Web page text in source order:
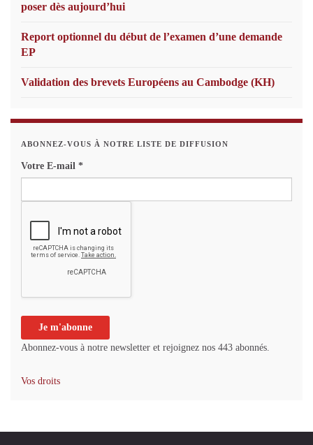
poser dès aujourd’hui
Report optionnel du début de l’examen d’une demande
EP
Validation des brevets Européens au Cambodge (KH)
ABONNEZ-VOUS À NOTRE LISTE DE DIFFUSION
Votre E-mail *
Abonnez-vous à notre newsletter et rejoignez nos 443 abonnés.
Vos droits